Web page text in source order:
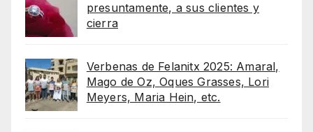
presuntamente, a sus clientes y
cierra
Verbenas de Felanitx 2025: Amaral,
Mago de Oz, Oques Grasses, Lori
Meyers, Maria Hein, etc.